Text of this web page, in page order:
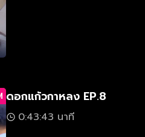
ดอกแก้วกาหลง EP.8
0:43:43 นาที